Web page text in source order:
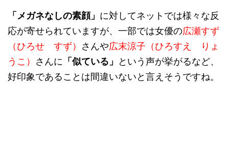
「メガネなしの素顔」 に対してネットでは様々な反
応が寄せられていますが、一部では女優の広瀬すず
（ひろせ すず） さんや広末涼子（ひろすえ りょ
うこ） さんに 「似ている」
という声が挙がるなど、
好印象であることは間違いないと言えそうですね。